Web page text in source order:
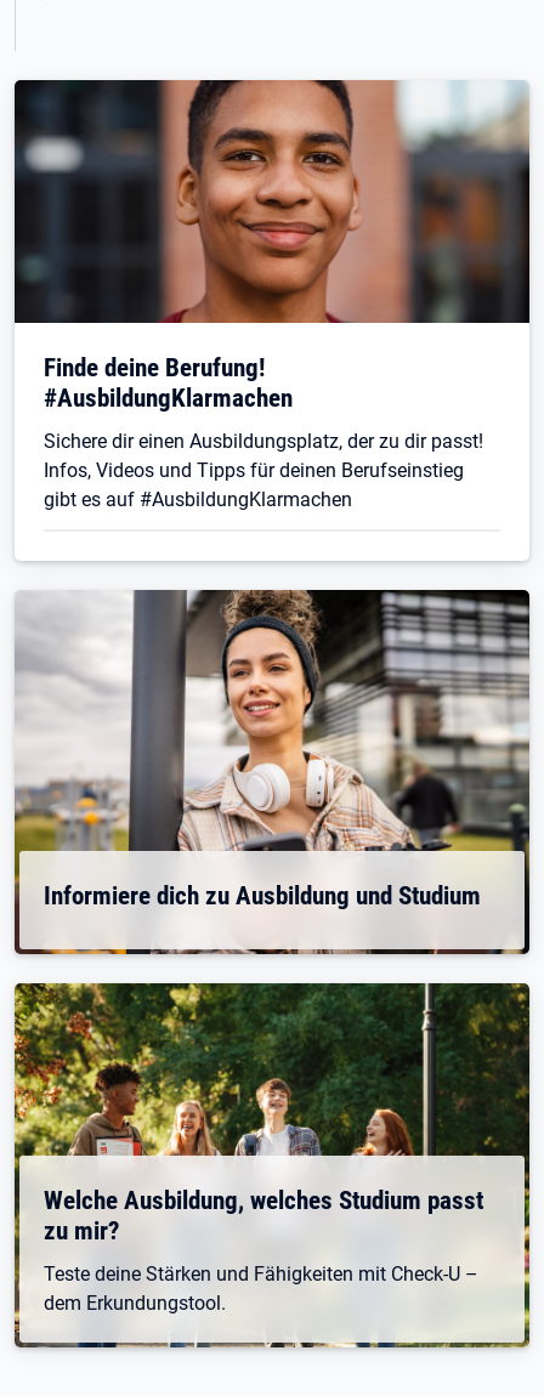
Finde deine Berufung!
#AusbildungKlarmachen
Sichere dir einen Ausbildungsplatz, der zu dir passt!
Infos, Videos und Tipps für deinen Berufseinstieg
gibt es auf #AusbildungKlarmachen
Informiere dich zu Ausbildung und Studium
Welche Ausbildung, welches Studium passt
zu mir?
Teste deine Stärken und Fähigkeiten mit Check-U –
dem Erkundungstool.